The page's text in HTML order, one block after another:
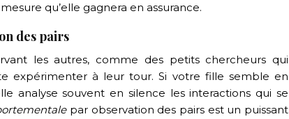
qu’elle gagnera en assurance.
des pairs
les autres, comme des petits chercheurs qui
expérimenter à leur tour. Si votre fille semble en
analyse souvent en silence les interactions qui se
par observation des pairs est un puissant